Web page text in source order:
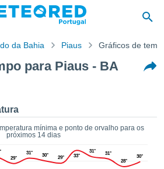
da Bahia Piaus Gráficos de
para Piaus - BA
mínima e ponto de orvalho para os
próximos 14 dias
29°
31° 30° 29° 33°
31°
31°
28°
30°